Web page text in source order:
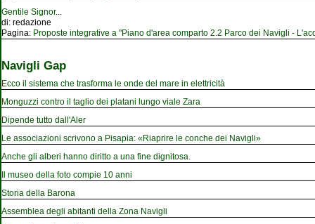
Gentile Signor...
di: redazione
Pagina: Proposte integrative a "Piano d'area comparto 2.2 Parco dei Navigli -
Navigli Gap
Ecco il sistema che trasforma le onde del mare in elettricità
Monguzzi contro il taglio dei platani lungo viale Zara
Dipende tutto dall'Aler
Le associazioni scrivono a Pisapia: «Riaprire le conche dei Navigli»
Anche gli alberi hanno diritto a una fine dignitosa.
Il museo della foto compie 10 anni
Storia della Barona
Assemblea degli abitanti della Zona Navigli